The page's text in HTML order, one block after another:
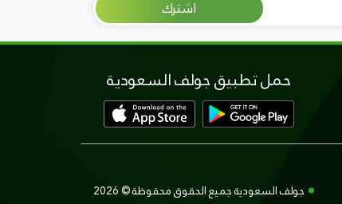
البطولات والفعاليات
الدولية للجولف
الرياض، المملكة العربية السعودية - ١١
فبراير ٢٠٢٦ - تقاسمت الإنجليزية ميمي
رو...
منذ 5 أشهر
إلى العالمية ، برؤية تصنع المستقبل
اشترك
حمل تطبيق جولف السعودية
جولف السعودية جميع الحقوق محفوظة ©2026